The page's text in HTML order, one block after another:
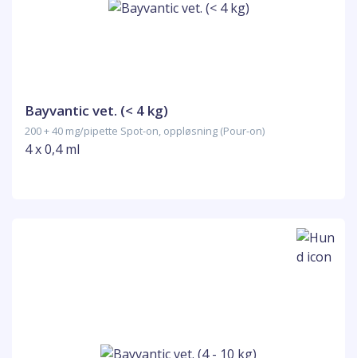
Bayvantic vet. (< 4 kg)
200 + 40 mg/pipette Spot-on, oppløsning (Pour-on)
4 x 0,4 ml